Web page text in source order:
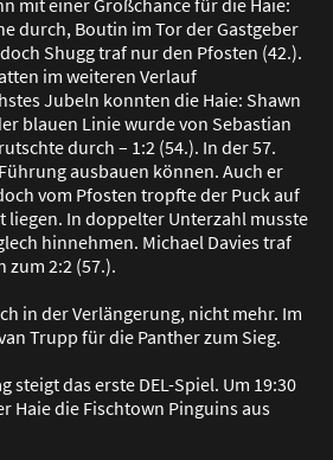
mit einer Großchance für die Haie:
durch, Boutin im Tor der Gastgeber
Shugg traf nur den Pfosten (42.).
im weiteren Verlauf
Jubeln konnten die Haie: Shawn
blauen Linie wurde von Sebastian
durch – 1:2 (54.). In der 57.
ausbauen können. Auch er
vom Pfosten tropfte der Puck auf
liegen. In doppelter Unterzahl musste
hinnehmen. Michael Davies traf
zum 2:2 (57.).
in der Verlängerung, nicht mehr. Im
Trupp für die Panther zum Sieg.
steigt das erste DEL-Spiel. Um 19:30
Haie die Fischtown Pinguins aus